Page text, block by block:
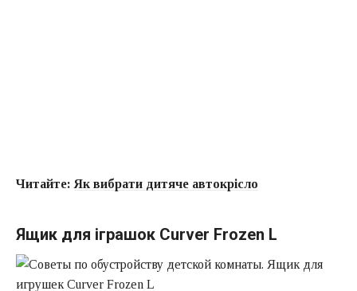
Читайте: Як вибрати дитяче автокрісло
Ящик для іграшок Curver Frozen L